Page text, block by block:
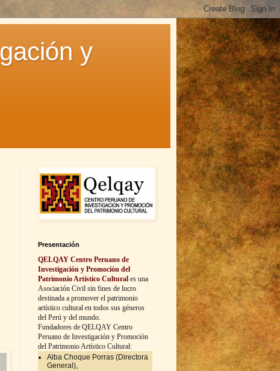
y
Presentación
QELQAY Centro Peruano de
Investigación y Promoción del
Patrimonio Artístico Cultural es una
Asociación Civil sin fines de lucro
destinada a promover el patrimonio
artístico cultural en todos sus géneros
del Perú y del mundo.
Fundadores de QELQAY Centro
Peruano de Investigación y Promoción
del Patrimonio Artístico Cultural:
Alba Choque Porras (Directora
General),